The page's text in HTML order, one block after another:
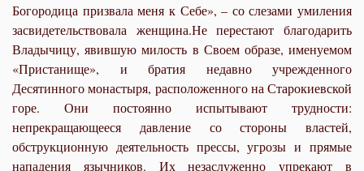
Богородица призвала меня к Себе», – со слезами умиления
засвидетельствовала женщина.Не перестают благодарить
Владычицу, явившую милость в Своем образе, именуемом
«Пристанище», и братия недавно учрежденного
Десятинного монастыря, расположенного на Старокиевской
горе. Они постоянно испытывают трудности:
непрекращающееся давление со стороны властей,
обструкционную деятельность прессы, угрозы и прямые
нападения язычников. Их незаслуженно упрекают в